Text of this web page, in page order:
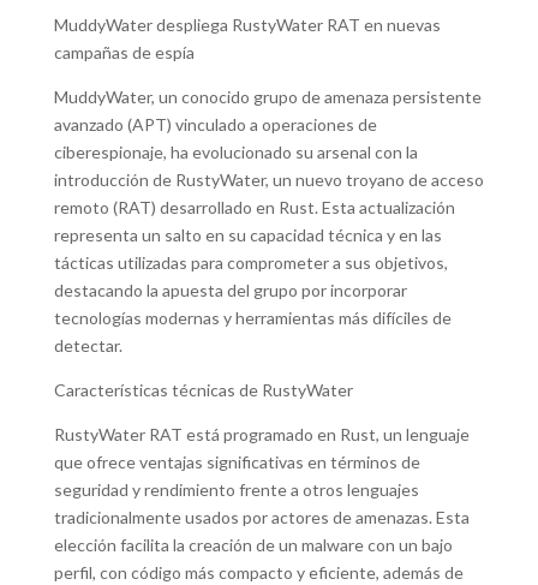
MuddyWater despliega RustyWater RAT en nuevas
campañas de espía
MuddyWater, un conocido grupo de amenaza persistente
avanzado (APT) vinculado a operaciones de
ciberespionaje, ha evolucionado su arsenal con la
introducción de RustyWater, un nuevo troyano de acceso
remoto (RAT) desarrollado en Rust. Esta actualización
representa un salto en su capacidad técnica y en las
tácticas utilizadas para comprometer a sus objetivos,
destacando la apuesta del grupo por incorporar
tecnologías modernas y herramientas más difíciles de
detectar.
Características técnicas de RustyWater
RustyWater RAT está programado en Rust, un lenguaje
que ofrece ventajas significativas en términos de
seguridad y rendimiento frente a otros lenguajes
tradicionalmente usados por actores de amenazas. Esta
elección facilita la creación de un malware con un bajo
perfil, con código más compacto y eficiente, además de